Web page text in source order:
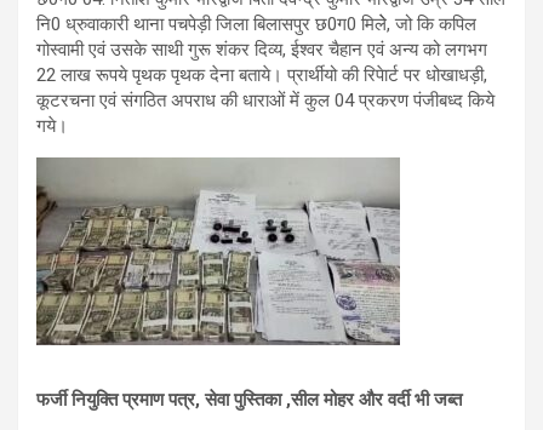
नि0 ध्रुवाकारी थाना पचपेड़ी जिला बिलासपुर छ0ग0 मिलेे, जो कि कपिल
गोस्वामी एवं उसके साथी गुरू शंकर दिव्य, ईश्वर चैहान एवं अन्य को लगभग
22 लाख रूपये पृथक पृथक देना बताये। प्रार्थीयो की रिपेार्ट पर धोखाधड़ी,
कूटरचना एवं संगठित अपराध की धाराओं में कुल 04 प्रकरण पंजीबध्द किये
गये।
फर्जी नियुक्ति प्रमाण पत्र, सेवा पुस्तिका ,सील मोहर और वर्दी भी जब्त